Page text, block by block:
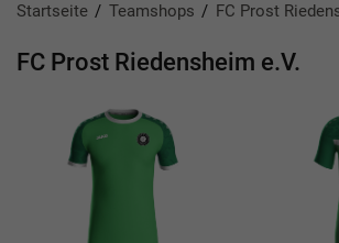
Startseite Teamshops FC Prost
FC Prost Riedensheim e.V.